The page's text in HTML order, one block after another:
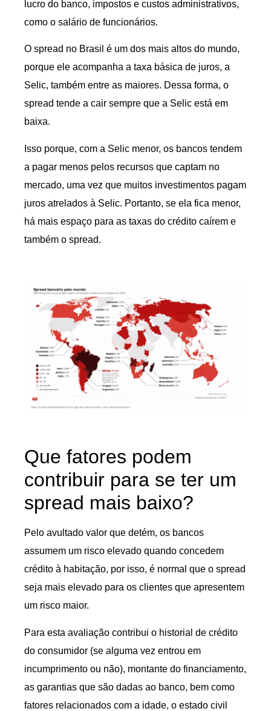
lucro do banco, impostos e custos administrativos,
como o salário de funcionários.
O spread no Brasil é um dos mais altos do mundo,
porque ele acompanha a taxa básica de juros, a
Selic, também entre as maiores. Dessa forma, o
spread tende a cair sempre que a Selic está em
baixa.
Isso porque, com a Selic menor, os bancos tendem
a pagar menos pelos recursos que captam no
mercado, uma vez que muitos investimentos pagam
juros atrelados à Selic. Portanto, se ela fica menor,
há mais espaço para as taxas do crédito caírem e
também o spread.
Que fatores podem
contribuir para se ter um
spread mais baixo?
Pelo avultado valor que detém, os bancos
assumem um risco elevado quando concedem
crédito à habitação, por isso, é normal que o spread
seja mais elevado para os clientes que apresentem
um risco maior.
Para esta avaliação contribui o historial de crédito
do consumidor (se alguma vez entrou em
incumprimento ou não), montante do financiamento,
as garantias que são dadas ao banco, bem como
fatores relacionados com a idade, o estado civil